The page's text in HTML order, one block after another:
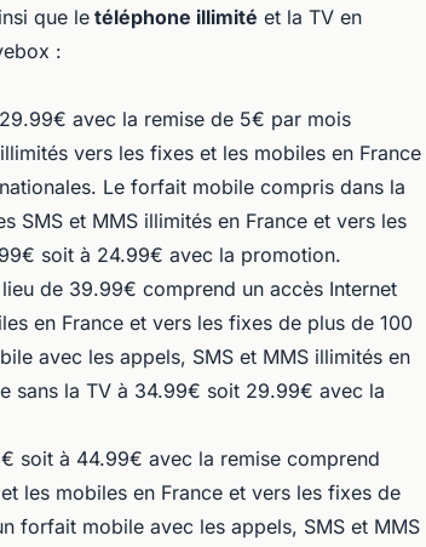
que letéléphone illimité et la TV en
:
avec la remise de 5€ par mois
vers les fixes et les mobiles en France
Le forfait mobile compris dans la
SMS et MMS illimités en France et vers les
soit à 24.99€ avec la promotion.
de 39.99€ comprend un accès Internet
en France et vers les fixes de plus de 100
avec les appels, SMS et MMS illimités en
sans la TV à 34.99€ soit 29.99€ avec la
soit à 44.99€ avec la remise comprend
les mobiles en France et vers les fixes de
forfait mobile avec les appels, SMS et MMS